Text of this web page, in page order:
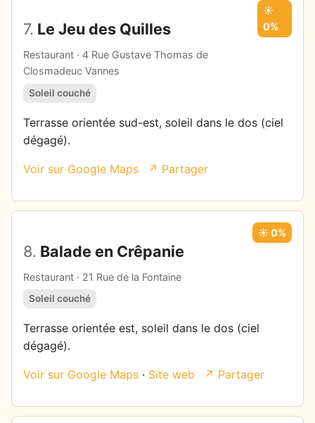
7. Le Jeu des Quilles
Restaurant · 4 Rue Gustave Thomas de
Closmadeuc Vannes
☀️
0%
Soleil couché
Terrasse orientée sud-est, soleil dans le dos (ciel
dégagé).
Voir sur Google Maps ↗ Partager
8. Balade en Crêpanie
Restaurant · 21 Rue de la Fontaine
☀️ 0%
Soleil couché
Terrasse orientée est, soleil dans le dos (ciel
dégagé).
Voir sur Google Maps · Site web ↗ Partager